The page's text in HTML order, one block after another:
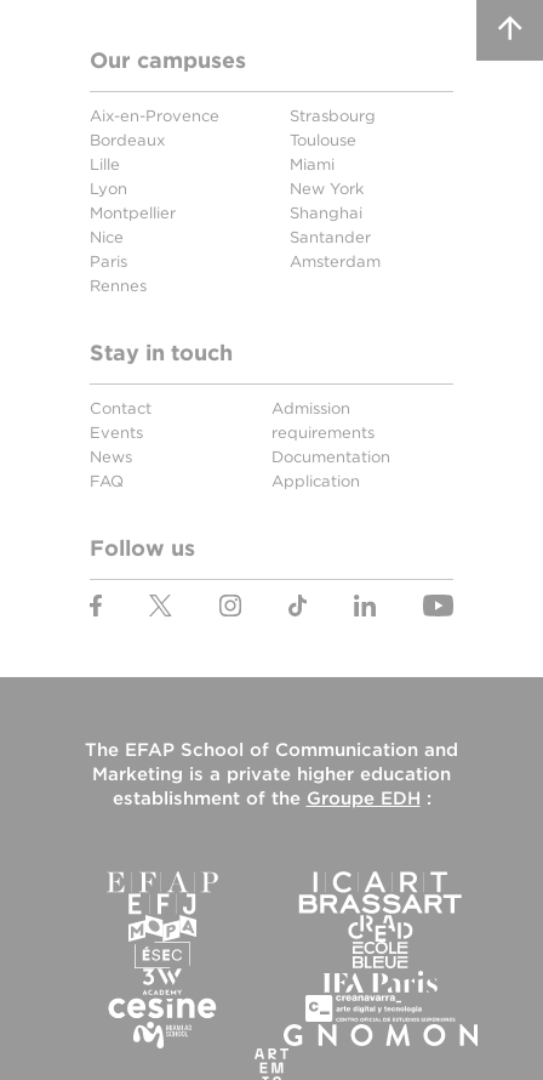
Our campuses
Aix-en-Provence
Bordeaux
Lille
Lyon
Montpellier
Nice
Paris
Rennes
Strasbourg
Toulouse
Miami
New York
Shanghai
Santander
Amsterdam
Stay in touch
Contact
Events
News
FAQ
Admission
requirements
Documentation
Application
Follow us
The EFAP School of Communication and
Marketing is a private higher education
establishment of the Groupe EDH :